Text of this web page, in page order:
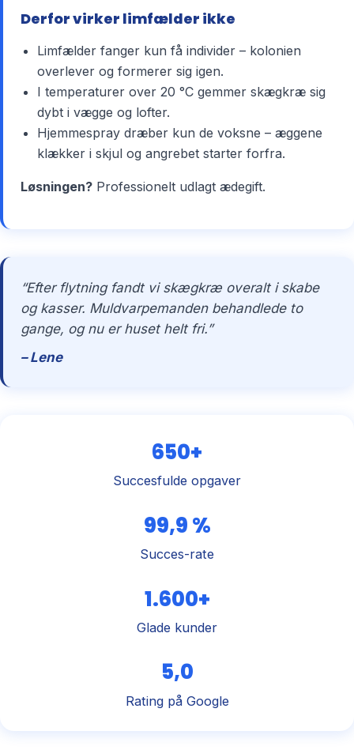
Derfor virker limfælder ikke
Limfælder fanger kun få individer – kolonien
overlever og formerer sig igen.
I temperaturer over 20 °C gemmer skægkræ sig
dybt i vægge og lofter.
Hjemmespray dræber kun de voksne – æggene
klækker i skjul og angrebet starter forfra.
Løsningen? Professionelt udlagt ædegift.
“Efter flytning fandt vi skægkræ overalt i skabe
og kasser. Muldvarpemanden behandlede to
gange, og nu er huset helt fri.”
– Lene
650+
Succesfulde opgaver
99,9 %
Succes-rate
1.600+
Glade kunder
5,0
Rating på Google